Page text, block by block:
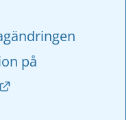
på
Länk till annan